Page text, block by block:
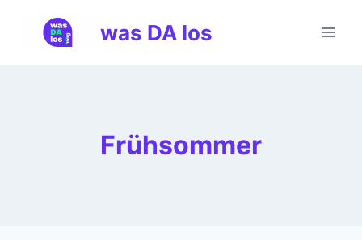
was DA los
Frühsommer